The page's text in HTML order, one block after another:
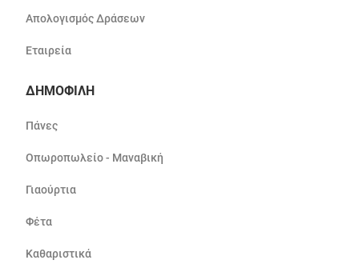
Απολογισμός Δράσεων
Εταιρεία
ΔΗΜΟΦΙΛΗ
Πάνες
Οπωροπωλείο - Μαναβική
Γιαούρτια
Φέτα
Καθαριστικά